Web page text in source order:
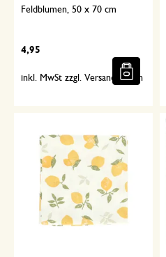
Feldblumen, 50 x 70 cm
4,95
inkl. MwSt zzgl. Versandkosten